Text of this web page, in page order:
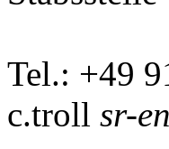
Tel.: +49
c.troll sr-